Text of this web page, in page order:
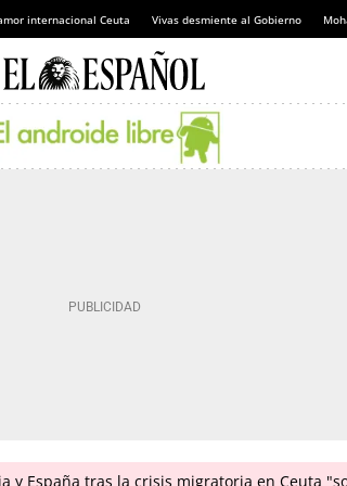
internacional Ceuta Vivas desmiente al Gobierno
España tras la crisis migratoria en Ceuta